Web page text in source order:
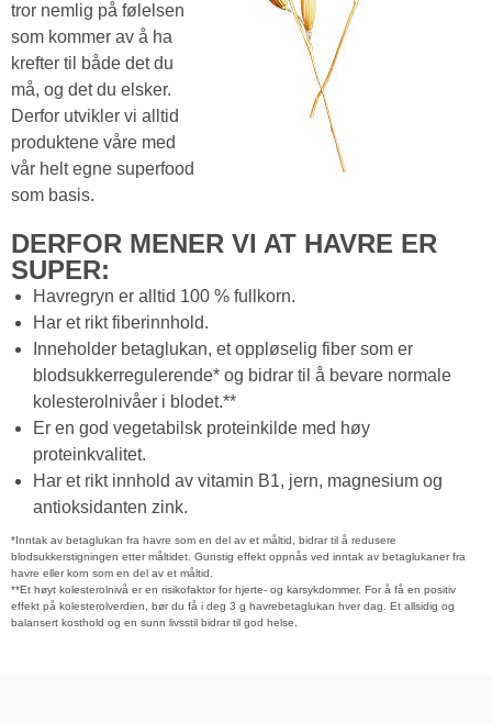
tror nemlig på følelsen
som kommer av å ha
krefter til både det du
må, og det du elsker.
Derfor utvikler vi alltid
produktene våre med
vår helt egne superfood
som basis.
DERFOR MENER VI AT HAVRE ER
SUPER:
Havregryn er alltid 100 % fullkorn.
Har et rikt fiberinnhold.
Inneholder betaglukan, et oppløselig fiber som er
blodsukkerregulerende* og bidrar til å bevare normale
kolesterolnivåer i blodet.**
Er en god vegetabilsk proteinkilde med høy
proteinkvalitet.
Har et rikt innhold av vitamin B1, jern, magnesium og
antioksidanten zink.
*Inntak av betaglukan fra havre som en del av et måltid, bidrar til å redusere
blodsukkerstigningen etter måltidet. Gunstig effekt oppnås ved inntak av betaglukaner fra
havre eller korn som en del av et måltid.
**Et høyt kolesterolnivå er en risikofaktor for hjerte- og karsykdommer. For å få en positiv
effekt på kolesterolverdien, bør du få i deg 3 g havrebetaglukan hver dag. Et allsidig og
balansert kosthold og en sunn livsstil bidrar til god helse.